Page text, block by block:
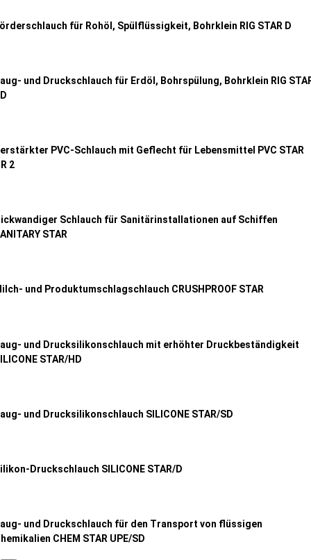
für Rohöl, Spülflüssigkeit, Bohrklein RIG STAR D
und Druckschlauch für Erdöl, Bohrspülung, Bohrklein RIG
PVC-Schlauch mit Geflecht für Lebensmittel PVC STAR
2
Schlauch für Sanitärinstallationen auf Schiffen
STAR
und Produktumschlagschlauch CRUSHPROOF STAR
und Drucksilikonschlauch mit erhöhter Druckbeständigkeit
STAR/HD
und Drucksilikonschlauch SILICONE STAR/SD
Druckschlauch SILICONE STAR/D
und Druckschlauch für den Transport von flüssigen
CHEM STAR UPE/SD